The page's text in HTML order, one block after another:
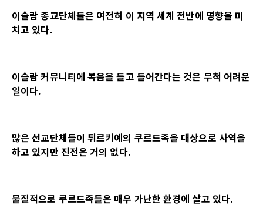
이슬람 종교단체들은 여전히 이 지역 세계 전반에 영향을 미
치고 있다.
이슬람 커뮤니티에 복음을 들고 들어간다는 것은 무척 어려운
일이다.
많은 선교단체들이 튀르키예의 쿠르드족을 대상으로 사역을
하고 있지만 진전은 거의 없다.
물질적으로 쿠르드족들은 매우 가난한 환경에 살고 있다.